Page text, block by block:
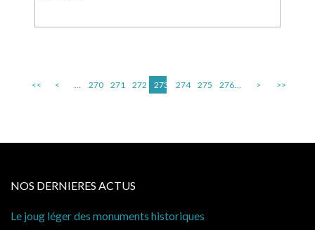
<< < ... 270 271 272 273 274 275 276... > >>
NOS DERNIERES ACTUS
Cabines de plage : le juge admet